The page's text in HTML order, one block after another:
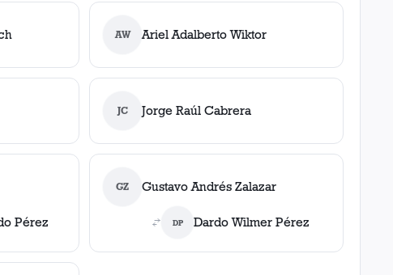
AW Ariel Adalberto Wiktor
JC Jorge Raúl Cabrera
Pérez
GZ Gustavo Andrés Zalazar
DP Dardo Wilmer Pérez